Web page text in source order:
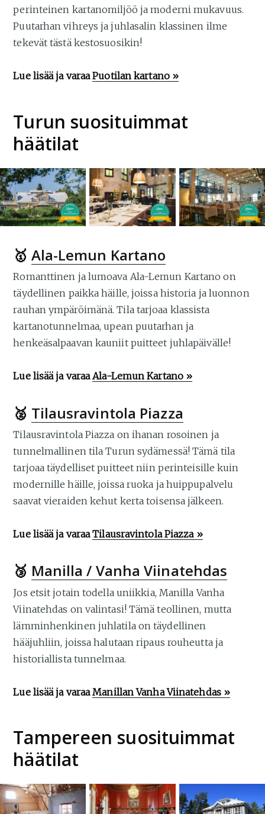
perinteinen kartanomiljöö ja moderni mukavuus.
Puutarhan vihreys ja juhlasalin klassinen ilme
tekevät tästä kestosuosikin!
Lue lisää ja varaaPuotilan kartano »
Turun suosituimmat
häätilat
🥇 Ala-Lemun Kartano
Romanttinen ja lumoava Ala-Lemun Kartano on
täydellinen paikka häille, joissa historia ja luonnon
rauhan ympäröimänä. Tila tarjoaa klassista
kartanotunnelmaa, upean puutarhan ja
henkeäsalpaavan kauniit puitteet juhlapäivälle!
Lue lisää ja varaaAla-Lemun Kartano »
🥈 Tilausravintola Piazza
Tilausravintola Piazza on ihanan rosoinen ja
tunnelmallinen tila Turun sydämessä! Tämä tila
tarjoaa täydelliset puitteet niin perinteisille kuin
modernille häille, joissa ruoka ja huippupalvelu
saavat vieraiden kehut kerta toisensa jälkeen.
Lue lisää ja varaaTilausravintola Piazza »
🥉 Manilla / Vanha Viinatehdas
Jos etsit jotain todella uniikkia, Manilla Vanha
Viinatehdas on valintasi! Tämä teollinen, mutta
lämminhenkinen juhlatila on täydellinen
hääjuhliin, joissa halutaan ripaus rouheutta ja
historiallista tunnelmaa.
Lue lisää ja varaaManillan Vanha Viinatehdas »
Tampereen suosituimmat
häätilat